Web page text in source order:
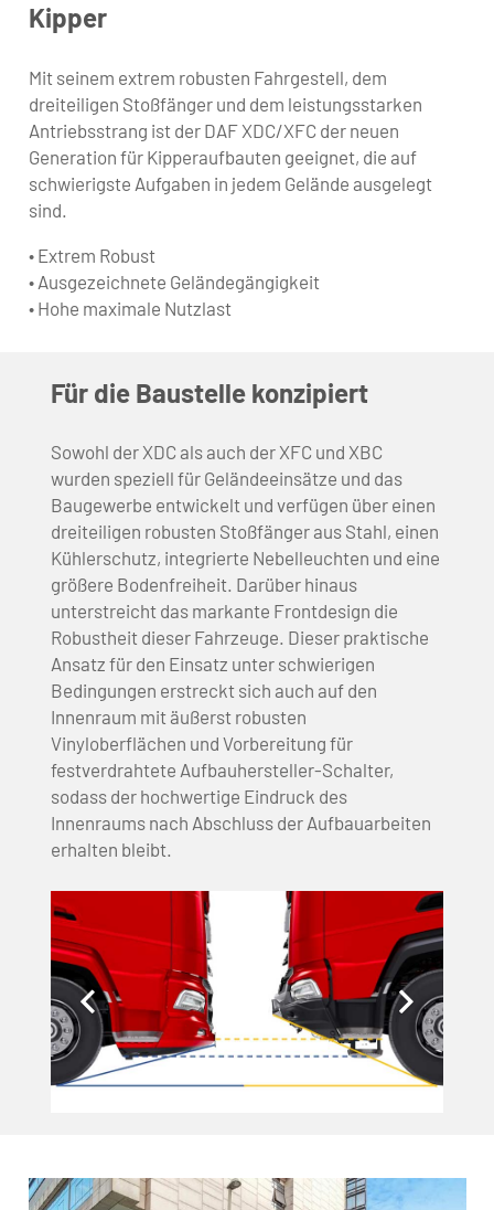
Kipper
Mit seinem extrem robusten Fahrgestell, dem
dreiteiligen Stoßfänger und dem leistungsstarken
Antriebsstrang ist der DAF XDC/XFC der neuen
Generation für Kipperaufbauten geeignet, die auf
schwierigste Aufgaben in jedem Gelände ausgelegt
sind.
• Extrem Robust
• Ausgezeichnete Geländegängigkeit
• Hohe maximale Nutzlast
Für die Baustelle konzipiert
Sowohl der XDC als auch der XFC und XBC
wurden speziell für Geländeeinsätze und das
Baugewerbe entwickelt und verfügen über einen
dreiteiligen robusten Stoßfänger aus Stahl, einen
Kühlerschutz, integrierte Nebelleuchten und eine
größere Bodenfreiheit. Darüber hinaus
unterstreicht das markante Frontdesign die
Robustheit dieser Fahrzeuge. Dieser praktische
Ansatz für den Einsatz unter schwierigen
Bedingungen erstreckt sich auch auf den
Innenraum mit äußerst robusten
Vinyloberflächen und Vorbereitung für
festverdrahtete Aufbauhersteller-Schalter,
sodass der hochwertige Eindruck des
Innenraums nach Abschluss der Aufbauarbeiten
erhalten bleibt.